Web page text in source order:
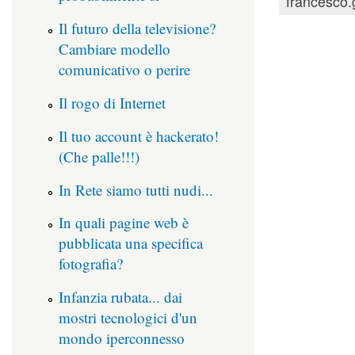
Il futuro della televisione?
Cambiare modello
comunicativo o perire
Il rogo di Internet
Il tuo account è hackerato!
(Che palle!!!)
In Rete siamo tutti nudi...
In quali pagine web è
pubblicata una specifica
fotografia?
Infanzia rubata... dai
mostri tecnologici d'un
mondo iperconnesso